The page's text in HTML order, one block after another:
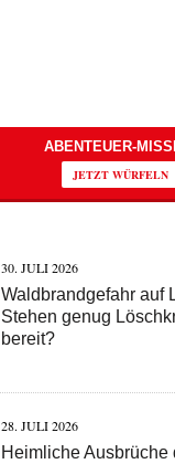
ABENTEUER-
JETZT WÜRFELN
30. JULI 2026
Waldbrandgefahr auf
Stehen genug
bereit?
28. JULI 2026
Heimliche Ausbrüche